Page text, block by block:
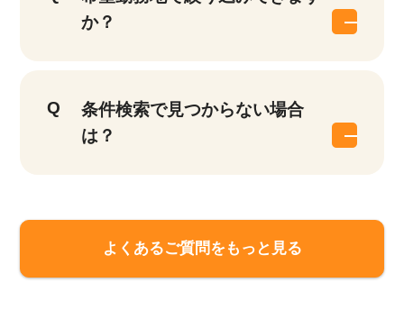
か？
条件検索で見つからない場合
は？
よくあるご質問をもっと見る